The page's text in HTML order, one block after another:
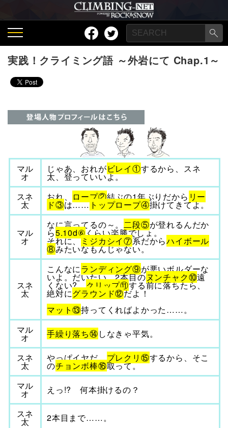
実践！クライミング語 ～外岩にて Chap.1～
マル
オ
じゃあ、おれがビレイ①するから、スネ
太、登っていいよ。
スネ
太
おれ、 ロープ②結ぶの1年ぶりだから リー
ド③は…… トップロープ④掛けてきてよ。
マル
オ
なに言ってるの～。二段⑤が登れるんだか
ら5.10d⑥くらい楽勝でしょ。
それに、ミジカシイ⑦系だからハイボール
⑧みたいなもんじゃない。
スネ
太
こんなにランディング⑨が悪いボルダーな
いよ。だいたい、2本目のヌンチャク⑩遠
くない?クリップ⑪する前に落ちたら、
絶対にグラウンド⑫だよ！
マット⑬持ってくればよかった……。
マル
オ 手繰り落ち⑭しなきゃ平気。
スネ
太
やっぱイヤだ。プレクリ⑮するから、そこ
のチョンボ棒⑯取って。
マル
オ えっ!? 何本掛けるの？
スネ
太 2本目まで……。